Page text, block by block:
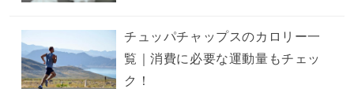
チュッパチャップスのカロリー一
覧｜消費に必要な運動量もチェッ
ク！